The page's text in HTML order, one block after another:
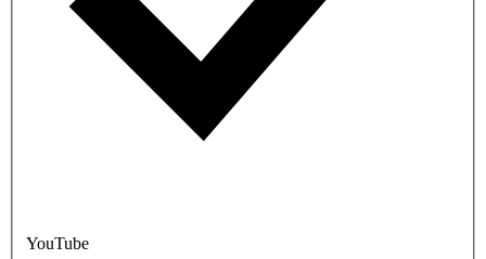
YouTube